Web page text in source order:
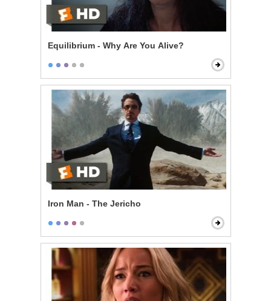
Equilibrium - Why Are You Alive?
Iron Man - The Jericho